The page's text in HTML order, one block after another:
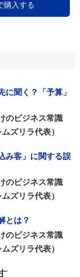
購入する
に聞く？「予算」
のビジネス常識
ズリラ代表）
み客」に関する誤
のビジネス常識
ズリラ代表）
とは？
のビジネス常識
ズリラ代表）